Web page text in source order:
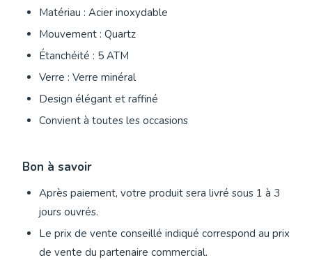
Matériau : Acier inoxydable
Mouvement : Quartz
Étanchéité : 5 ATM
Verre : Verre minéral
Design élégant et raffiné
Convient à toutes les occasions
Bon à savoir
Après paiement, votre produit sera livré sous 1 à 3
jours ouvrés.
Le prix de vente conseillé indiqué correspond au prix
de vente du partenaire commercial.